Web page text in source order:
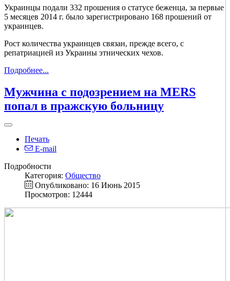
Украинцы подали 332 прошения о статусе беженца, за первые
5 месяцев 2014 г. было зарегистрировано 168 прошений от
украинцев.
Рост количества украинцев связан, прежде всего, с
репатриацией из Украины этнических чехов.
Подробнее...
Мужчина с подозрением на MERS
попал в пражскую больницу
Печать
E-mail
Подробности
Категория: Общество
Опубликовано: 16 Июнь 2015
Просмотров: 12444